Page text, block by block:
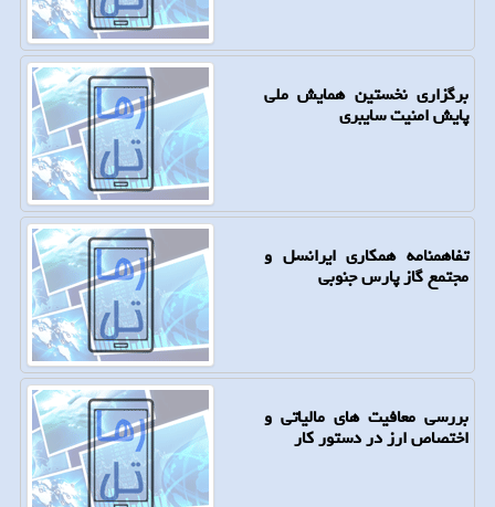
برگزاری نخستین همایش ملی
پایش امنیت سایبری
تفاهمنامه همکاری ایرانسل و
مجتمع گاز پارس جنوبی
بررسی معافیت های مالیاتی و
اختصاص ارز در دستور کار